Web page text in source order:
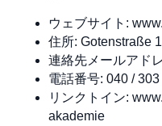
ウェブサイト:
住所: Gotenstraße
連絡先メールアド
電話番号: 040 /
リンクトイン:
akademie